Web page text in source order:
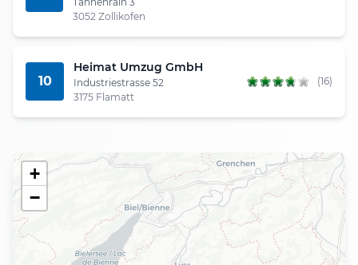
3052 Zollikofen
10
Heimat Umzug GmbH
Industriestrasse 52
3175 Flamatt
(16)
+
−